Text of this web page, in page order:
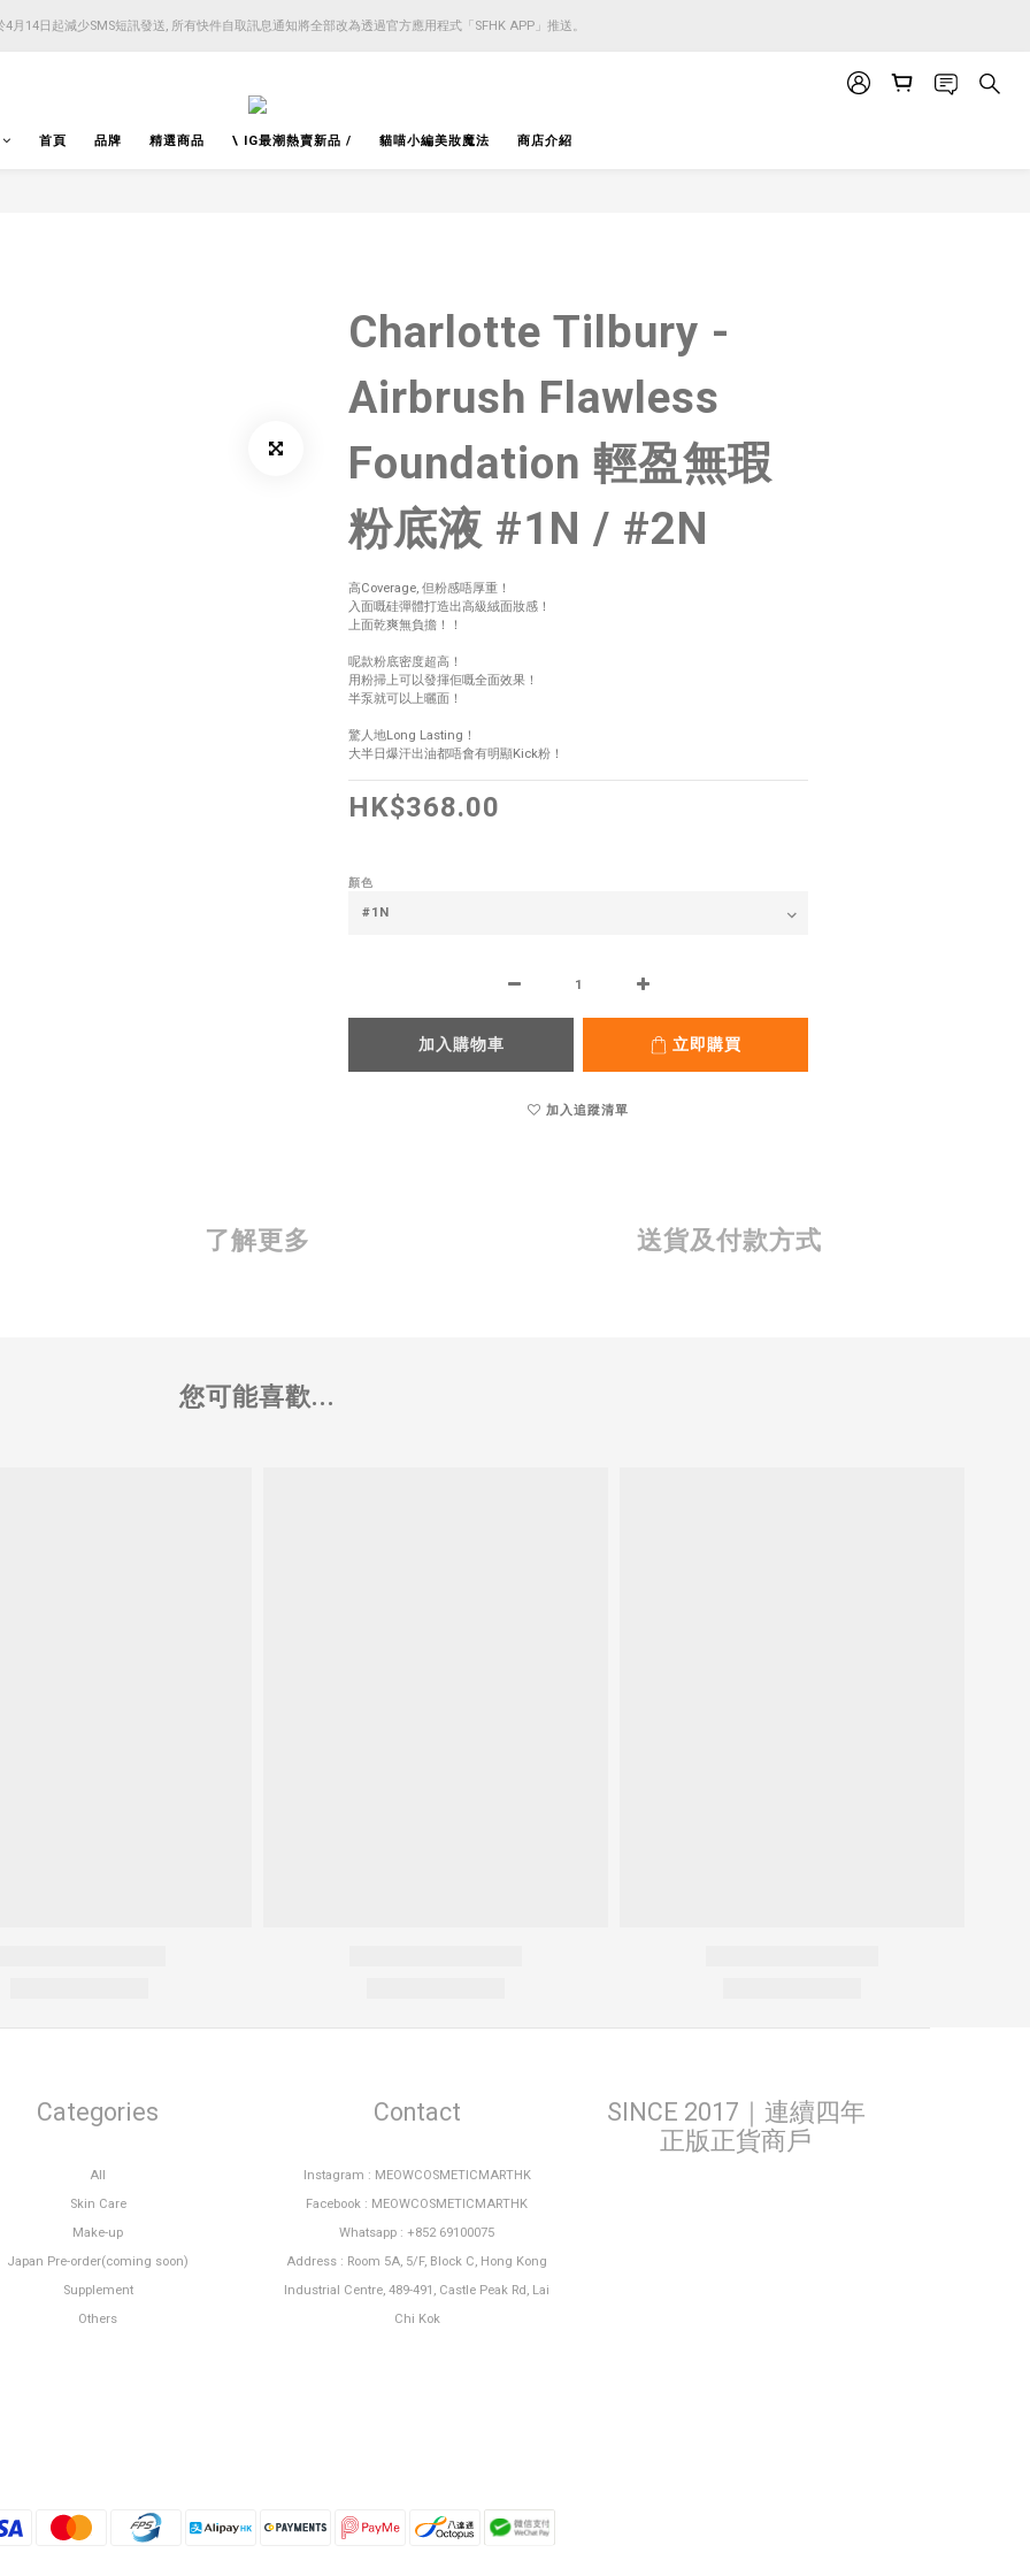
4月14日起減少SMS短訊發送, 所有快件自取訊息通知將全部改為透過官方應用程式「SFHK APP」推送。
4月14日起減少SMS短訊發送, 所有快件自取訊息通知將全部改為透過官方應用程式「SFHK APP」推送。
首頁 品牌 精選商品 \ IG最潮熱賣新品 / 貓喵小編美妝魔法 商店介紹
Charlotte Tilbury -
Airbrush Flawless
Foundation 輕盈無瑕
粉底液 #1N / #2N
高Coverage, 但粉感唔厚重！
入面嘅硅彈體打造出高級絨面妝感！
上面乾爽無負擔！！
呢款粉底密度超高！
用粉掃上可以發揮佢嘅全面效果！
半泵就可以上曬面！
驚人地Long Lasting！
大半日爆汗出油都唔會有明顯Kick粉！
HK$368.00
顏色
加入購物車 立即購買
加入追蹤清單
了解更多 送貨及付款方式
您可能喜歡...
Categories
All
Skin Care
Make-up
Japan Pre-order(coming soon)
Supplement
Others
Contact
Instagram : MEOWCOSMETICMARTHK
Facebook : MEOWCOSMETICMARTHK
Whatsapp : +852 69100075
Address : Room 5A, 5/F, Block C, Hong Kong
Industrial Centre, 489-491, Castle Peak Rd, Lai
Chi Kok
SINCE 2017｜連續四年
正版正貨商戶